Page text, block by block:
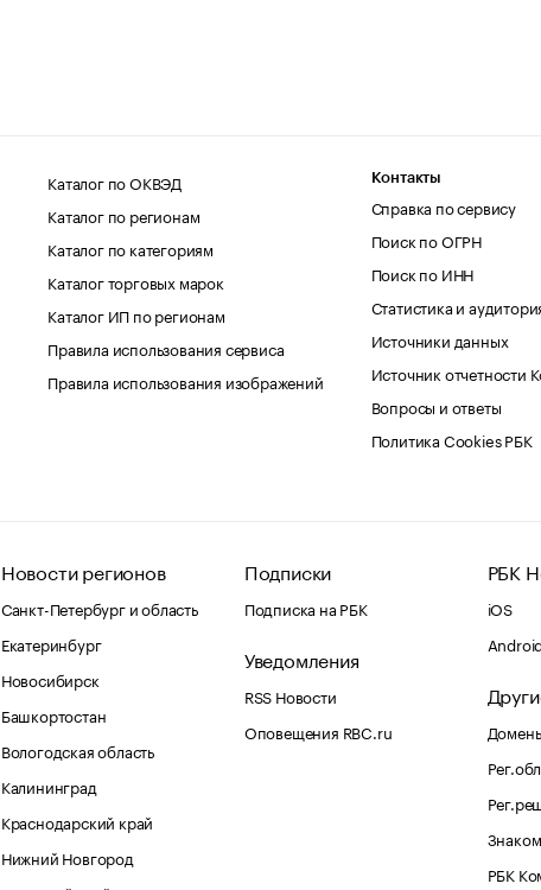
Каталог по ОКВЭД
Каталог по регионам
Каталог по категориям
Каталог торговых марок
Каталог ИП по регионам
Правила использования сервиса
Правила использования изображений
Контакты
Справка по сервису
Поиск по ОГРН
Поиск по ИНН
Статистика и
Источники данных
Источник отчетности
Вопросы и ответы
Политика Cookies РБК
Новости регионов
Санкт-Петербург и область
Екатеринбург
Новосибирск
Башкортостан
Вологодская область
Калининград
Краснодарский край
Нижний Новгород
Подписки
Подписка на РБК
Уведомления
RSS Новости
Оповещения RBC.ru
РБК
iOS
РБК